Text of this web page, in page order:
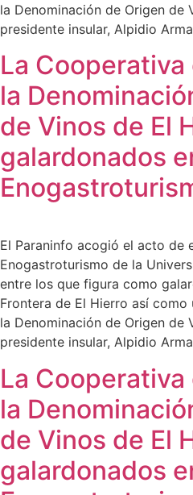
la Denominación de Origen de
presidente insular, Alpidio
La
la
de Vinos de El
galardonados
El Paraninfo acogió el acto de
Enogastroturismo de la
entre los que figura como
Frontera de El Hierro así
la Denominación de Origen de
presidente insular, Alpidio
La
la
de Vinos de El
galardonados